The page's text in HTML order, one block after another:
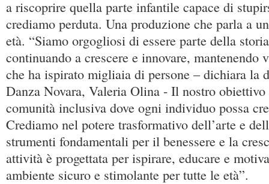
a riscoprire quella parte infantile capace di
crediamo perduta. Una produzione che parla a
età. “Siamo orgogliosi di essere parte della
continuando a crescere e innovare, mantenendo
che ha ispirato migliaia di persone – dichiara la
Danza Novara, Valeria Olina - Il nostro obiettivo
comunità inclusiva dove ogni individuo possa
Crediamo nel potere trasformativo dell’arte e
strumenti fondamentali per il benessere e la
attività è progettata per ispirare, educare e
ambiente sicuro e stimolante per tutte le età”.